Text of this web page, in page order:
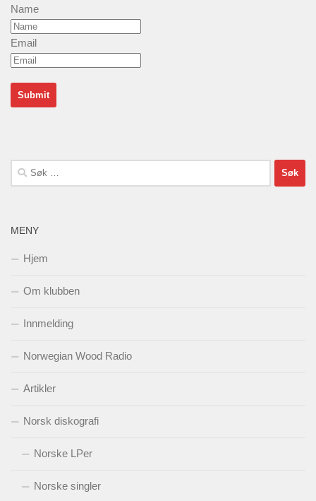
Name
Email
Søk
etter:
MENY
Hjem
Om klubben
Innmelding
Norwegian Wood Radio
Artikler
Norsk diskografi
Norske LPer
Norske singler